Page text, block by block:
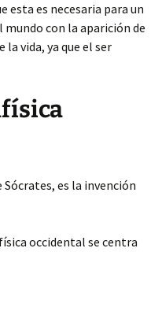
esta es necesaria para un
con la aparición de
la vida, ya que el ser
Sócrates, es la invención
occidental se centra